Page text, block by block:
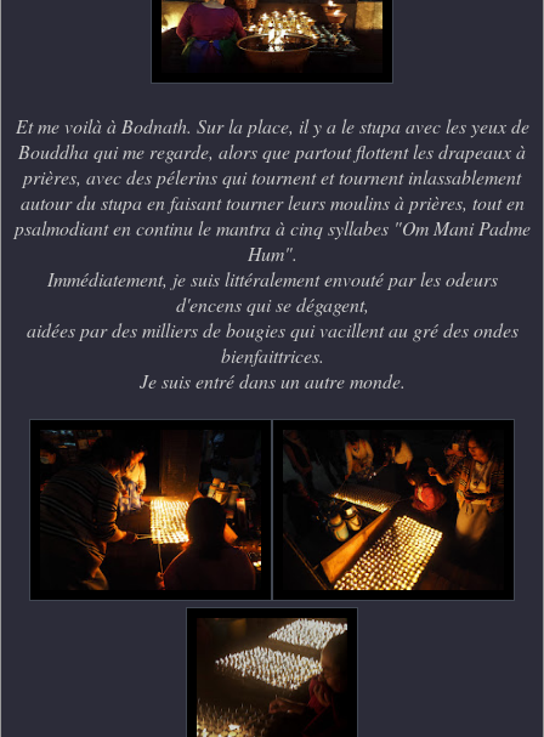
Et me voilà à Bodnath. Sur la place, il y a le stupa avec les yeux de
Bouddha qui me regarde, alors que partout flottent les drapeaux à
prières, avec des pélerins qui tournent et tournent inlassablement
autour du stupa en faisant tourner leurs moulins à prières, tout en
psalmodiant en continu le mantra à cinq syllabes "Om Mani Padme
Hum".
Immédiatement, je suis littéralement envouté par les odeurs
d'encens qui se dégagent,
aidées par des milliers de bougies qui vacillent au gré des ondes
bienfaittrices.
Je suis entré dans un autre monde.